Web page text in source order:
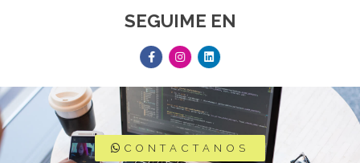
SEGUIME EN
CONTACTANOS